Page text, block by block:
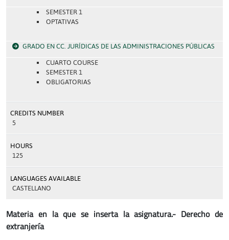
SEMESTER 1
OPTATIVAS
GRADO EN CC. JURÍDICAS DE LAS ADMINISTRACIONES PÚBLICAS
CUARTO COURSE
SEMESTER 1
OBLIGATORIAS
CREDITS NUMBER
5
HOURS
125
LANGUAGES AVAILABLE
CASTELLANO
Materia en la que se inserta la asignatura.- Derecho de
extranjería